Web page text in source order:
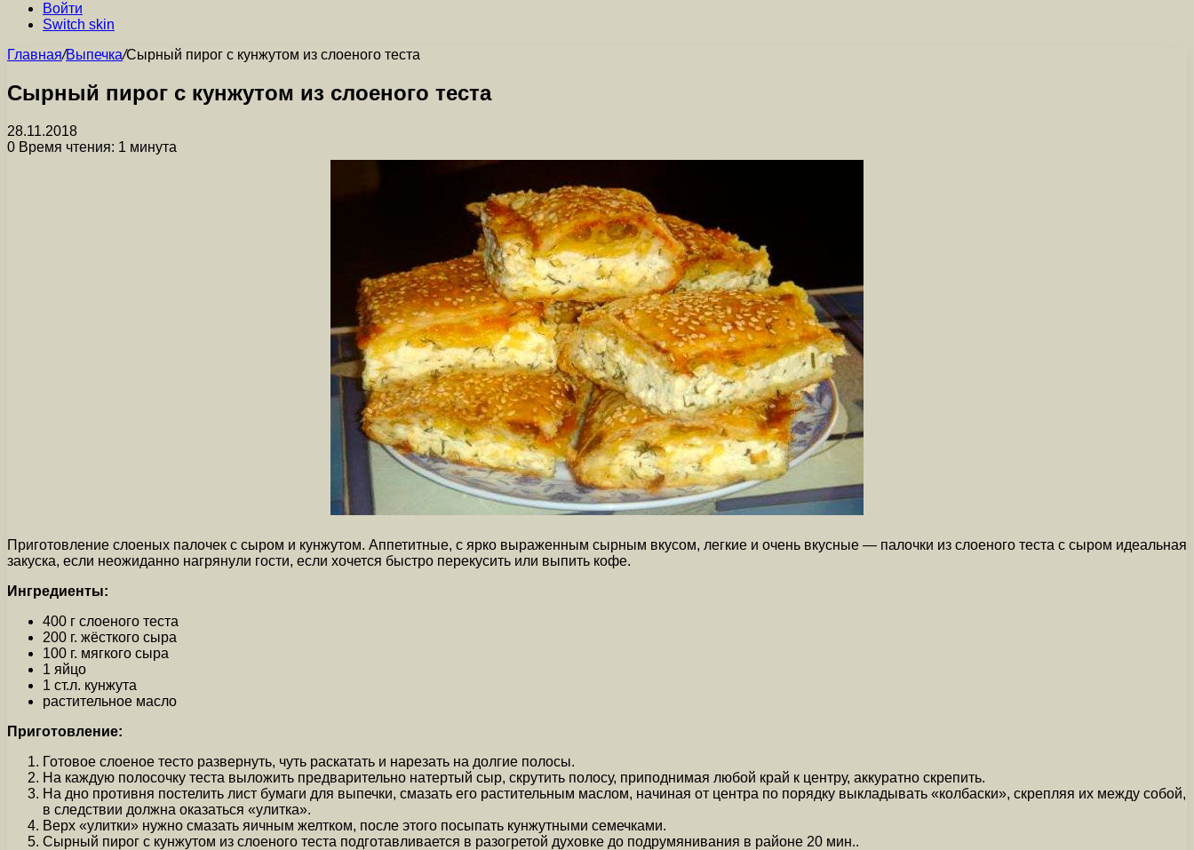
Войти
Switch skin
Главная/Выпечка/Сырный пирог с кунжутом из слоеного теста
Сырный пирог с кунжутом из слоеного теста
28.11.2018
0 Время чтения: 1 минута
Приготовление слоеных палочек с сыром и кунжутом. Аппетитные, с ярко выраженным сырным вкусом, легкие и очень вкусные — палочки из слоеного теста с сыром идеальная
закуска, если неожиданно нагрянули гости, если хочется быстро перекусить или выпить кофе.
Ингредиенты:
400 г слоеного теста
200 г. жёсткого сыра
100 г. мягкого сыра
1 яйцо
1 ст.л. кунжута
растительное масло
Приготовление:
Готовое слоеное тесто развернуть, чуть раскатать и нарезать на долгие полосы.
На каждую полосочку теста выложить предварительно натертый сыр, скрутить полосу, приподнимая любой край к центру, аккуратно скрепить.
На дно противня постелить лист бумаги для выпечки, смазать его растительным маслом, начиная от центра по порядку выкладывать «колбаски», скрепляя их между собой,
в следствии должна оказаться «улитка».
Верх «улитки» нужно смазать яичным желтком, после этого посыпать кунжутными семечками.
Сырный пирог с кунжутом из слоеного теста подготавливается в разогретой духовке до подрумянивания в районе 20 мин..